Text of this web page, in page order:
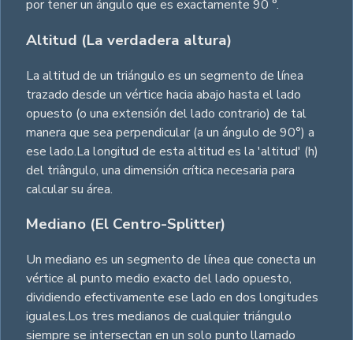
por tener un ángulo que es exactamente 90 °.
Altitud (La verdadera altura)
La altitud de un triángulo es un segmento de línea
trazado desde un vértice hacia abajo hasta el lado
opuesto (o una extensión del lado contrario) de tal
manera que sea perpendicular (a un ángulo de 90°) a
ese lado.La longitud de esta altitud es la 'altitud' (h)
del triângulo, una dimensión crítica necesaria para
calcular su área.
Mediano (El Centro-Splitter)
Un mediano es un segmento de línea que conecta un
vértice al punto medio exacto del lado opuesto,
dividiendo efectivamente ese lado en dos longitudes
iguales.Los tres medianos de cualquier triángulo
siempre se intersectan en un solo punto llamado